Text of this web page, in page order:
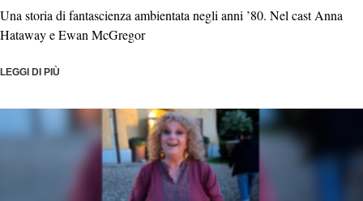
Una storia di fantascienza ambientata negli anni ’80. Nel cast Anna
Hataway e Ewan McGregor
LEGGI DI PIÙ